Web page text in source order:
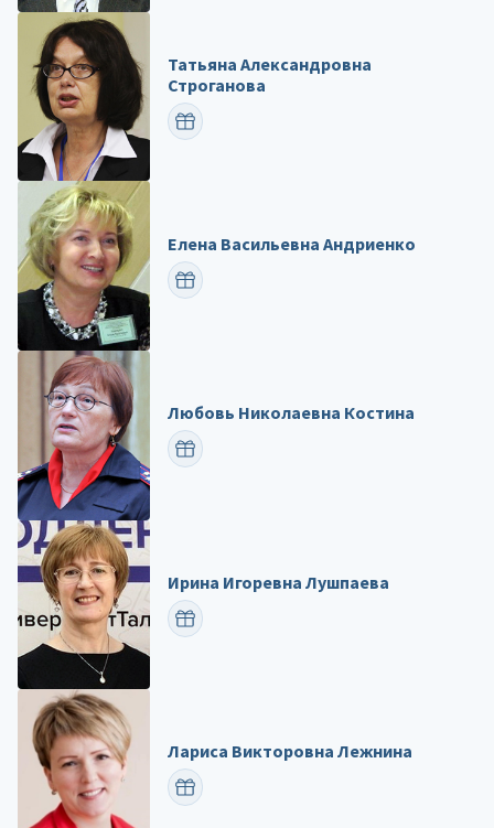
Татьяна Александровна
Строганова
ПОЗДРАВИТЬ
Елена Васильевна Андриенко
ПОЗДРАВИТЬ
Любовь Николаевна Костина
ПОЗДРАВИТЬ
Ирина Игоревна Лушпаева
ПОЗДРАВИТЬ
Лариса Викторовна Лежнина
ПОЗДРАВИТЬ